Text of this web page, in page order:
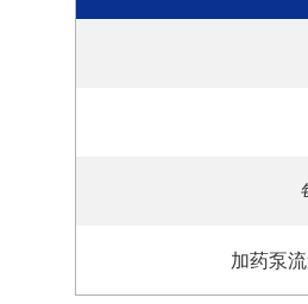
加药泵